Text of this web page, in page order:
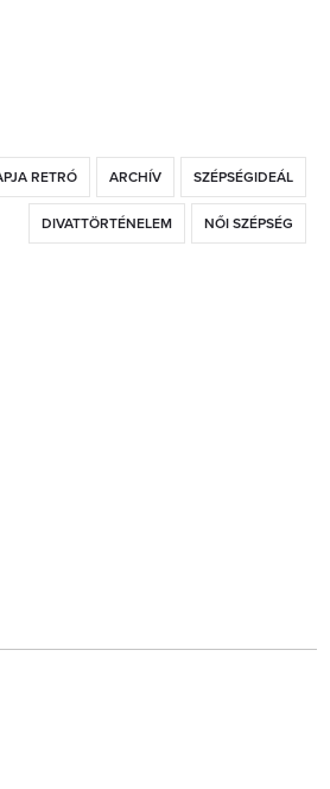
RETRÓ ARCHÍV SZÉPSÉGIDEÁL
DIVATTÖRTÉNELEM NŐI SZÉPSÉG